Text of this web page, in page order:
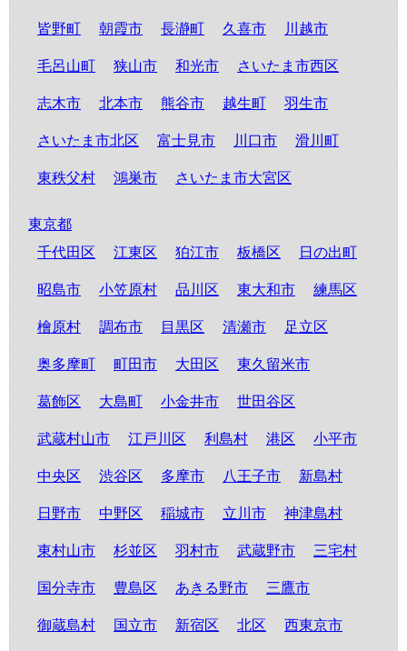
皆野町 朝霞市 長瀞町 久喜市 川越市
毛呂山町 狭山市 和光市 さいたま市西区
志木市 北本市 熊谷市 越生町 羽生市
さいたま市北区 富士見市 川口市 滑川町
東秩父村 鴻巣市 さいたま市大宮区
東京都
千代田区
江東区 狛江市 板橋区 日の出町
昭島市 小笠原村 品川区 東大和市 練馬区
檜原村 調布市 目黒区 清瀬市 足立区
奥多摩町 町田市 大田区 東久留米市
葛飾区 大島町 小金井市 世田谷区
武蔵村山市 江戸川区 利島村 港区 小平市
中央区 渋谷区 多摩市 八王子市 新島村
日野市 中野区 稲城市 立川市 神津島村
東村山市 杉並区 羽村市 武蔵野市 三宅村
国分寺市 豊島区 あきる野市 三鷹市
御蔵島村 国立市 新宿区 北区 西東京市